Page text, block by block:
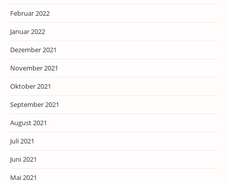
Februar 2022
Januar 2022
Dezember 2021
November 2021
Oktober 2021
September 2021
August 2021
Juli 2021
Juni 2021
Mai 2021